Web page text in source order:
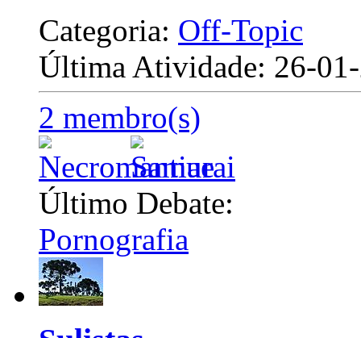
Categoria: Off-Topic
Última Atividade: 26-
2 membro(s)
Último Debate:
Pornografia